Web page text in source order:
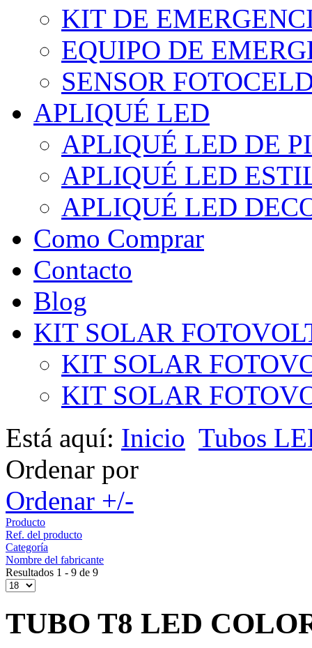
KIT DE
EQUIPO DE
SENSOR
APLIQUÉ LED
APLIQUÉ LED DE
APLIQUÉ LED
APLIQUÉ LED
Como Comprar
Contacto
Blog
KIT SOLAR
KIT SOLAR
KIT SOLAR
Está aquí: Inicio Tubos
Ordenar por
Ordenar +/-
Producto
Ref. del producto
Categoría
Nombre del fabricante
Resultados 1 - 9 de 9
TUBO T8 LED